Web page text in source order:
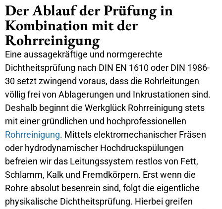
Der Ablauf der Prüfung in
Kombination mit der
Rohrreinigung
Eine aussagekräftige und normgerechte
Dichtheitsprüfung nach DIN EN 1610 oder DIN 1986-
30 setzt zwingend voraus, dass die Rohrleitungen
völlig frei von Ablagerungen und Inkrustationen sind.
Deshalb beginnt die Werkglück Rohrreinigung stets
mit einer gründlichen und hochprofessionellen
Rohrreinigung. Mittels elektromechanischer Fräsen
oder hydrodynamischer Hochdruckspülungen
befreien wir das Leitungssystem restlos von Fett,
Schlamm, Kalk und Fremdkörpern. Erst wenn die
Rohre absolut besenrein sind, folgt die eigentliche
physikalische Dichtheitsprüfung. Hierbei greifen